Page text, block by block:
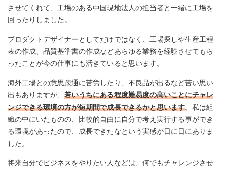
させてくれて、工場のある中国現地法人の担当者と一緒に工場を
回ったりしました。
プロダクトデザイナーとしてだけではなく、工場探しや生産工程
表の作成、品質基準書の作成などあらゆる業務を経験させてもら
ったことが今の仕事にも活きていると思います。
海外工場との意思疎通に苦労したり、不良品が出るなど苦い思い
出もありますが、 若いうちにある程度難易度の高いことにチャレ
ンジできる環境の方が短期間で成長できるかと思います。私は組
織の中にいたものの、比較的自由に自分で考え実行する事ができ
る環境があったので、成長できたなという実感が日に日にありま
した。
将来自分でビジネスをやりたい人などは、何でもチャレンジさせ